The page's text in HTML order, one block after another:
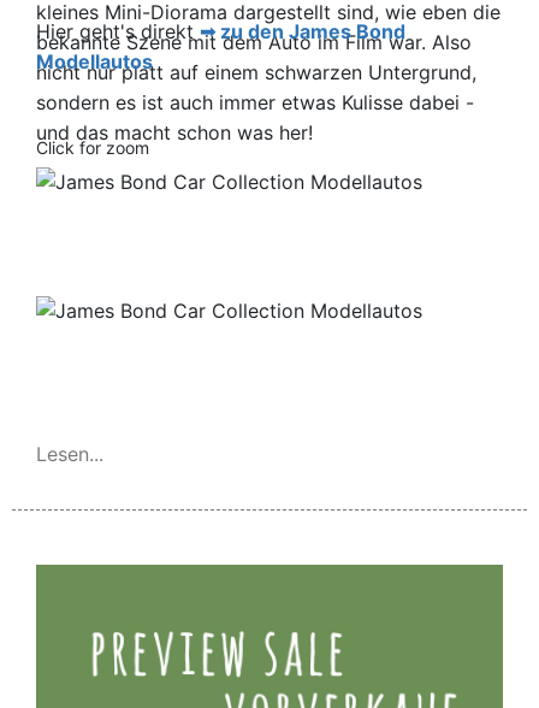
kleines Mini-Diorama dargestellt sind, wie eben die
bekannte Szene mit dem Auto im Film war. Also
nicht nur platt auf einem schwarzen Untergrund,
sondern es ist auch immer etwas Kulisse dabei -
und das macht schon was her!
Hier geht's direkt
zu den James Bond
Modellautos
Lesen...